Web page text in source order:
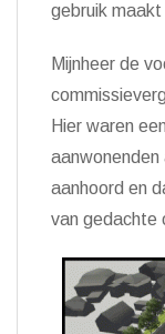
gebruik
Mijnheer de
Hier waren
aanwonenden
aanhoord en
van gedachte